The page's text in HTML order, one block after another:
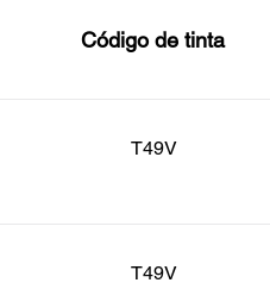
Código de tinta
T49V
T49V